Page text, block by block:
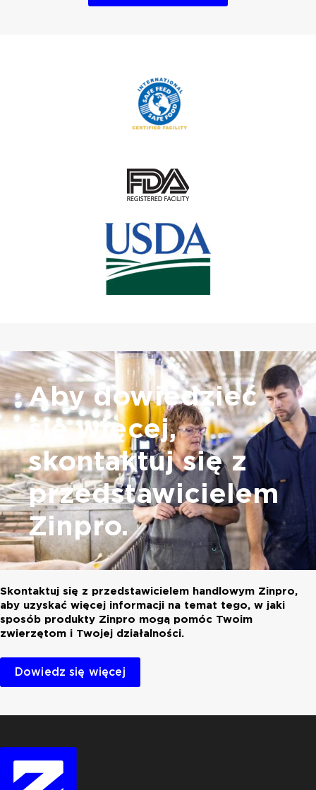
Aby dowiedzieć
się więcej,
skontaktuj się z
przedstawicielem
Zinpro.
Skontaktuj się z przedstawicielem handlowym Zinpro,
aby uzyskać więcej informacji na temat tego, w jaki
sposób produkty Zinpro mogą pomóc Twoim
zwierzętom i Twojej działalności.
Dowiedz się więcej